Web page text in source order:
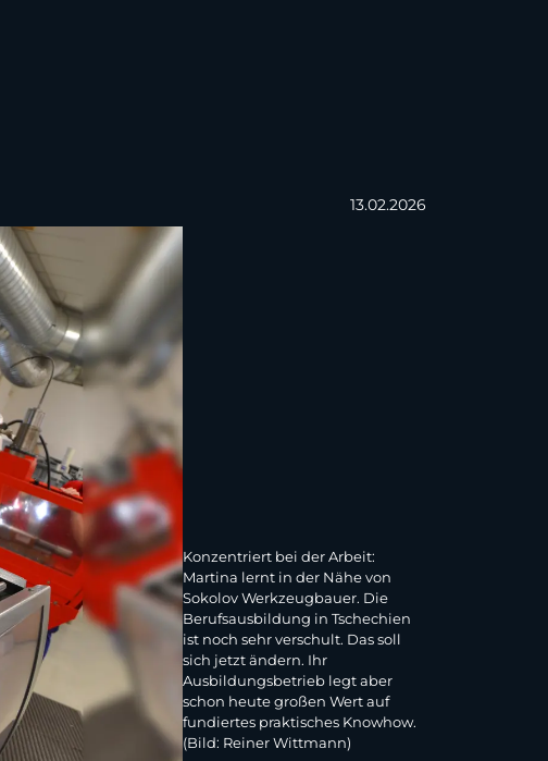
13.02.2026
Konzentriert bei der Arbeit:
Martina lernt in der Nähe von
Sokolov Werkzeugbauer. Die
Berufsausbildung in Tschechien
ist noch sehr verschult. Das soll
sich jetzt ändern. Ihr
Ausbildungsbetrieb legt aber
schon heute großen Wert auf
fundiertes praktisches Knowhow.
(Bild: Reiner Wittmann)